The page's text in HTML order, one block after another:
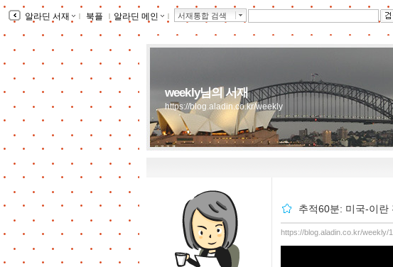
알라딘 서재 ｌ 북플 ｌ 알라딘 메인 ｌ 서재통합 검색
weekly님의 서재
https://blog.aladin.co.kr/weekly
추적60분: 미국-이란
https://blog.aladin.co.kr/weekly/